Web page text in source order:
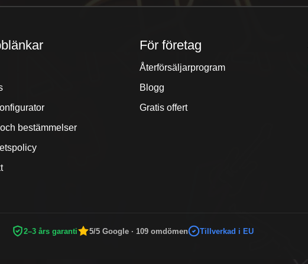
bestämmelser
För företag
Återförsäljarprogram
Blogg
Gratis offert
2–3 års garanti 5/5 Google · 109 omdömen Tillverkad i EU